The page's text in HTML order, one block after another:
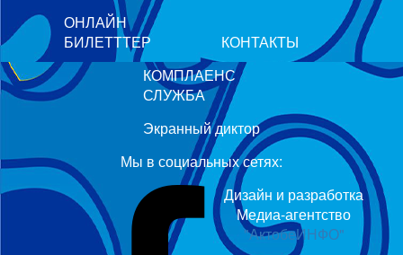
ОНЛАЙН
БИЛЕТТТЕР
КОНТАКТЫ
КОМПЛАЕНС
СЛУЖБА
Экранный диктор
Мы в социальных сетях:
Дизайн и разработка
Медиа-агентство
"АктобеИНФО"